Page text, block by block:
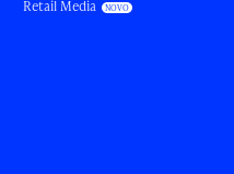
Retail Media